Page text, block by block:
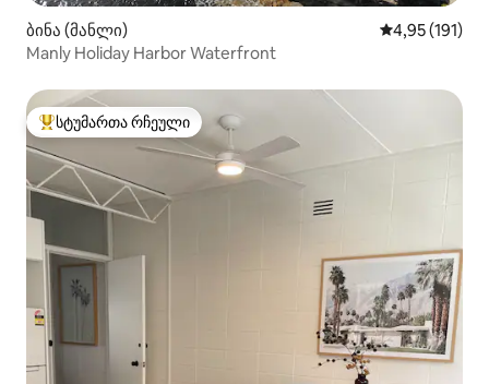
ბინა (მანლი) საშუალო
4,95 (191)
Manly Holiday Harbor Waterfront
სტუმართა რჩეული მოწინავე ვარიანტი
სტუმართა რჩეული